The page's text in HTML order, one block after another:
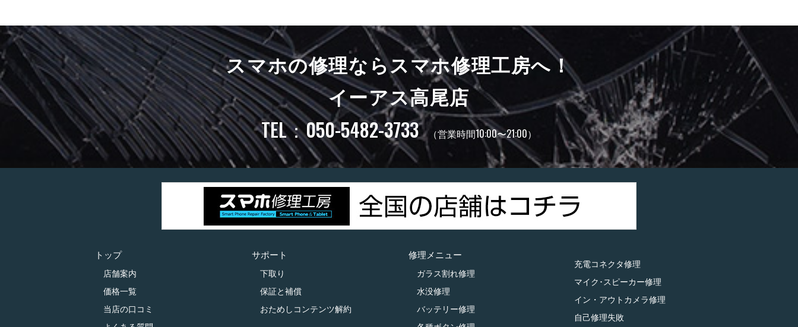
スマホの修理ならスマホ修理工房へ！
イーアス高尾店
TEL：050-5482-3733 （営業時間10:00〜21:00）
トップ
店舗案内
価格一覧
当店の口コミ
サポート
下取り
保証と補償
おためしコンテンツ解約
修理メニュー
ガラス割れ修理
水没修理
バッテリー修理
充電コネクタ修理
マイク･スピーカー修理
イン・アウトカメラ修理
自己修理失敗